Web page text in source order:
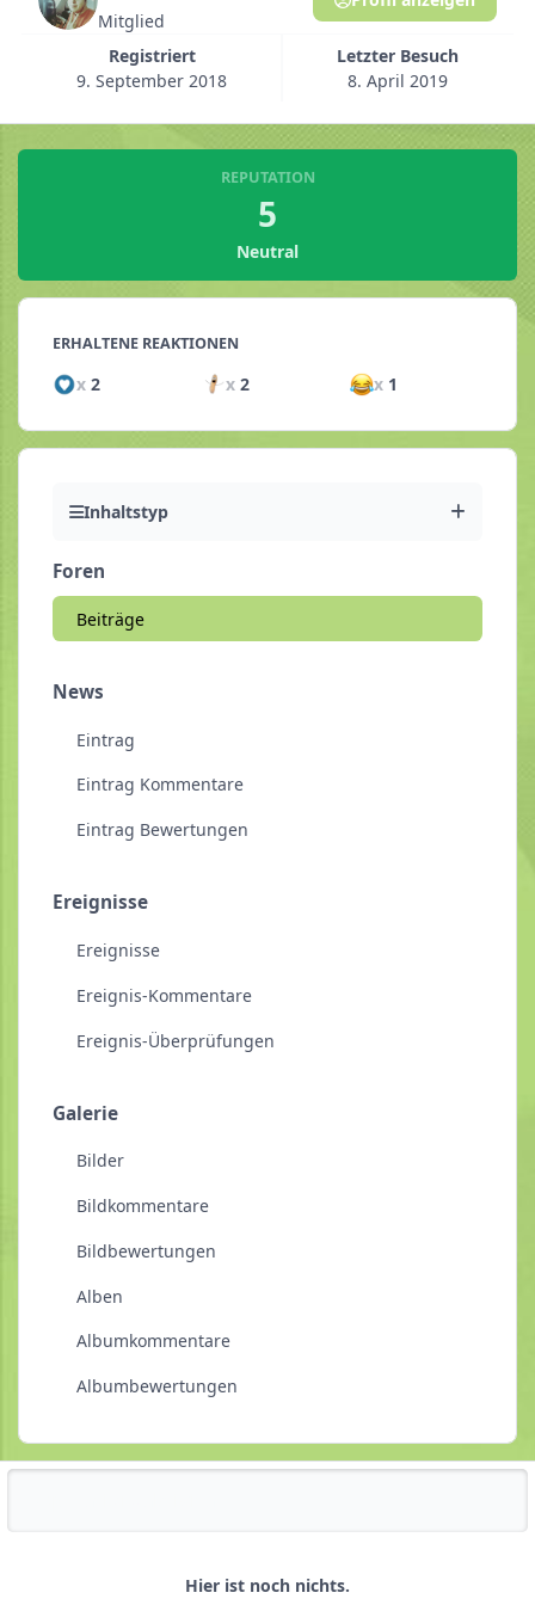
Mitglied
Registriert
9. September 2018
Letzter Besuch
8. April 2019
REPUTATION
5
Neutral
ERHALTENE REAKTIONEN
x 2 x2 x 1
Inhaltstyp
Foren
Beiträge
News
Eintrag
Eintrag Kommentare
Eintrag Bewertungen
Ereignisse
Ereignisse
Ereignis-Kommentare
Ereignis-Überprüfungen
Galerie
Bilder
Bildkommentare
Bildbewertungen
Alben
Albumkommentare
Albumbewertungen
Hier ist noch nichts.